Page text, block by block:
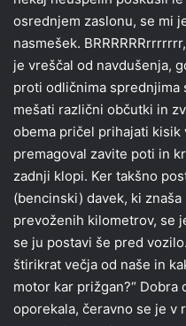
osrednjem zaslonu, se mi
nasmešek.
je vreščal od navdušenja,
proti odličnima
mešati različni občutki in
obema pričel prihajati kisik
premagoval zavite poti in
zadnji klopi. Ker takšno
(bencinski) davek, ki
prevoženih kilometrov, se
se ju postavi še pred
štirikrat večja od naše in
motor kar prižgan?“ Dobra
oporekala, čeravno se je v